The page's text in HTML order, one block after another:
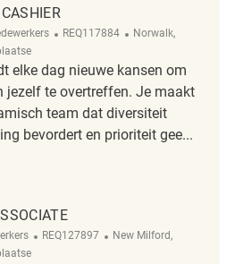
ReqId
REQ117884 Plaats
Norwalk,
elke dag nieuwe kansen om
jezelf te overtreffen. Je maakt
team dat diversiteit
bevordert en prioriteit gee...
REQ117884
ReqId
REQ127897 Plaats
New Milford,